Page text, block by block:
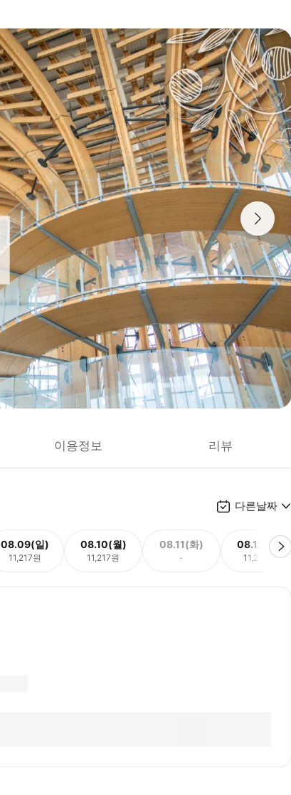
이용정보 리뷰
다른날짜
08.09(일)
11,217원
08.10(월)
11,217원
08.11(화)
-
08.12(수)
11,217원